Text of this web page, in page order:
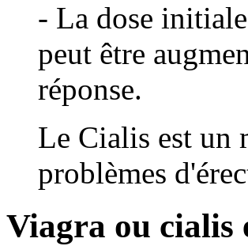
- La dose
peut être
réponse.
Le Cialis est un
problèmes
Viagra ou cialis